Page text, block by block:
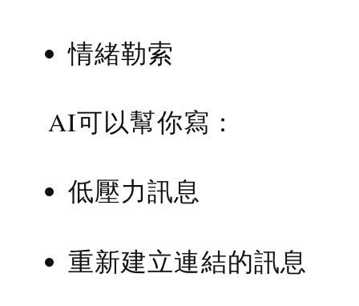
情緒勒索
AI可以幫你寫：
低壓力訊息
重新建立連結的訊息